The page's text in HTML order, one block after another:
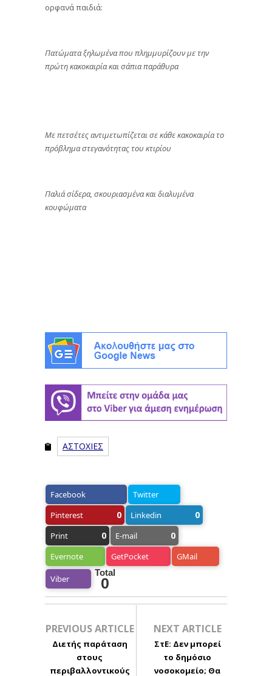
ορφανά παιδιά:
Πατώματα ξηλωμένα που πλημμυρίζουν με την
πρώτη κακοκαιρία και σάπια παράθυρα
Με πετσέτες αντιμετωπίζεται σε κάθε κακοκαιρία το
πρόβλημα στεγανότητας του κτιρίου
Παλιά σίδερα, σκουριασμένα και διαλυμένα
κουφώματα​​​​​​​
ΑΣΤΟΧΙΕΣ
Facebook
Twitter
Pinterest
0 Linkedin 0
Print 0 E-mail 0
Evernote GetPocket GMail
Viber
Total
0
PREVIOUS ARTICLE
Διετής παράταση
στους
περιβαλλοντικούς
NEXT ARTICLE
ΣτΕ: Δεν μπορεί
το δημόσιο
νοσοκομείο; Θα